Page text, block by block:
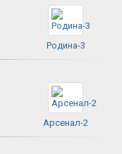
Родина-3
Арсенал-2